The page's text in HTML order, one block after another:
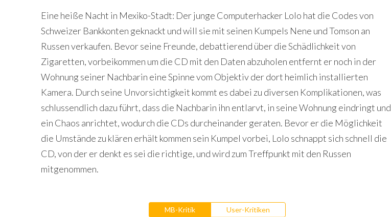
Eine heiße Nacht in Mexiko-Stadt: Der junge Computerhacker Lolo hat die Codes von
Schweizer Bankkonten geknackt und will sie mit seinen Kumpels Nene und Tomson an
Russen verkaufen. Bevor seine Freunde, debattierend über die Schädlichkeit von
Zigaretten, vorbeikommen um die CD mit den Daten abzuholen entfernt er noch in der
Wohnung seiner Nachbarin eine Spinne vom Objektiv der dort heimlich installierten
Kamera. Durch seine Unvorsichtigkeit kommt es dabei zu diversen Komplikationen, was
schlussendlich dazu führt, dass die Nachbarin ihn entlarvt, in seine Wohnung eindringt und
ein Chaos anrichtet, wodurch die CDs durcheinander geraten. Bevor er die Möglichkeit
die Umstände zu klären erhält kommen sein Kumpel vorbei, Lolo schnappt sich schnell die
CD, von der er denkt es sei die richtige, und wird zum Treffpunkt mit den Russen
mitgenommen.
MB-Kritik User-Kritiken